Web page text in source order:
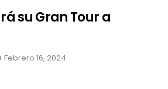
su Gran Tour a
Febrero 16, 2024